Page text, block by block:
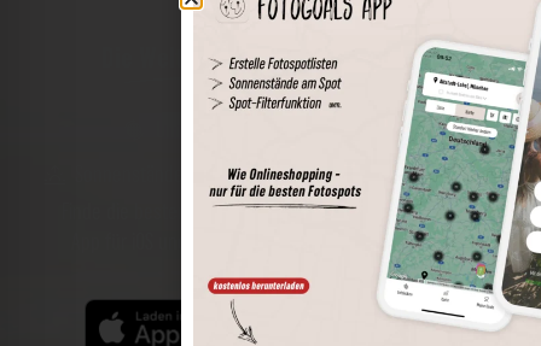
Die Welt der Orte in deiner Tasche
Spots speichern
Sonnenstände am Spot
Spotdetails
Filterfunktion
Finde die besten Fotospots noch einfacher mit unserer
App für iOS und Android und genieße einen größeren
Funktionsumfang